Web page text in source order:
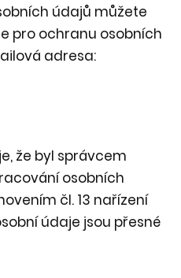
údajů můžete
pro ochranu osobních
adresa:
že byl správcem
osobních
čl. 13 nařízení
údaje jsou přesné